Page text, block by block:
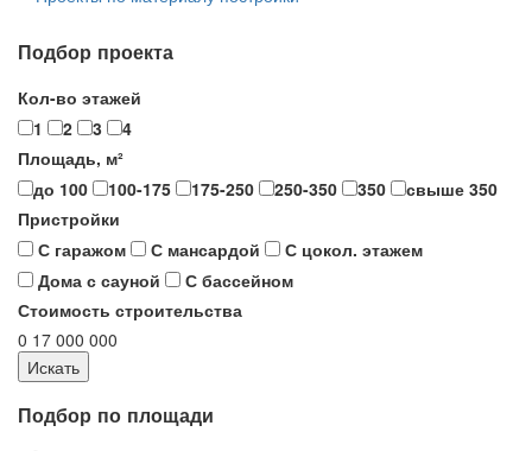
Подбор проекта
Кол-во этажей
1
2 3
4
Площадь, м²
до 100
100-175 175-250 250-350 350
свыше 350
Пристройки
С гаражом
С мансардой
С цокол. этажем
Дома с сауной
С бассейном
Стоимость строительства
0 17 000 000
Подбор по площади